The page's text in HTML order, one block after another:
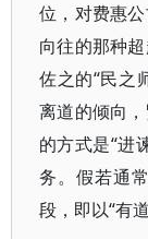
位，对费惠
向往的那种
佐之的“民之
离道的倾向
的方式是“进
务。假若通
段，即以“有